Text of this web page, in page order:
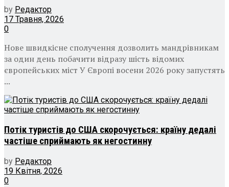
by Редактор
17 Травня, 2026
0
Нове швидкісне сполучення дозволить мандрівникам
за один день побачити відразу шість відомих
європейських міст У Європі восени 2026 року запустять
...
Потік туристів до США скорочується: країну дедалі
частіше сприймають як негостинну
by Редактор
19 Квітня, 2026
0